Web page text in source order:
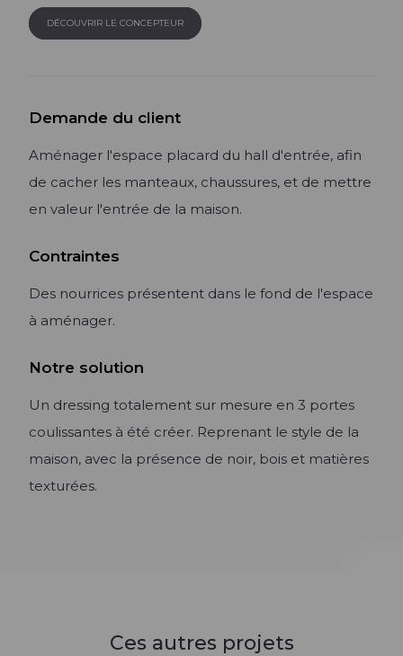
Demande du client
Aménager l'espace placard du hall d'entrée, afin
de cacher les manteaux, chaussures, et de mettre
en valeur l'entrée de la maison.
Contraintes
Des nourrices présentent dans le fond de l'espace
à aménager.
Notre solution
Un dressing totalement sur mesure en 3 portes
coulissantes à été créer. Reprenant le style de la
maison, avec la présence de noir, bois et matières
texturées.
DÉCOUVRIR LE CONCEPTEUR
Ces autres projets